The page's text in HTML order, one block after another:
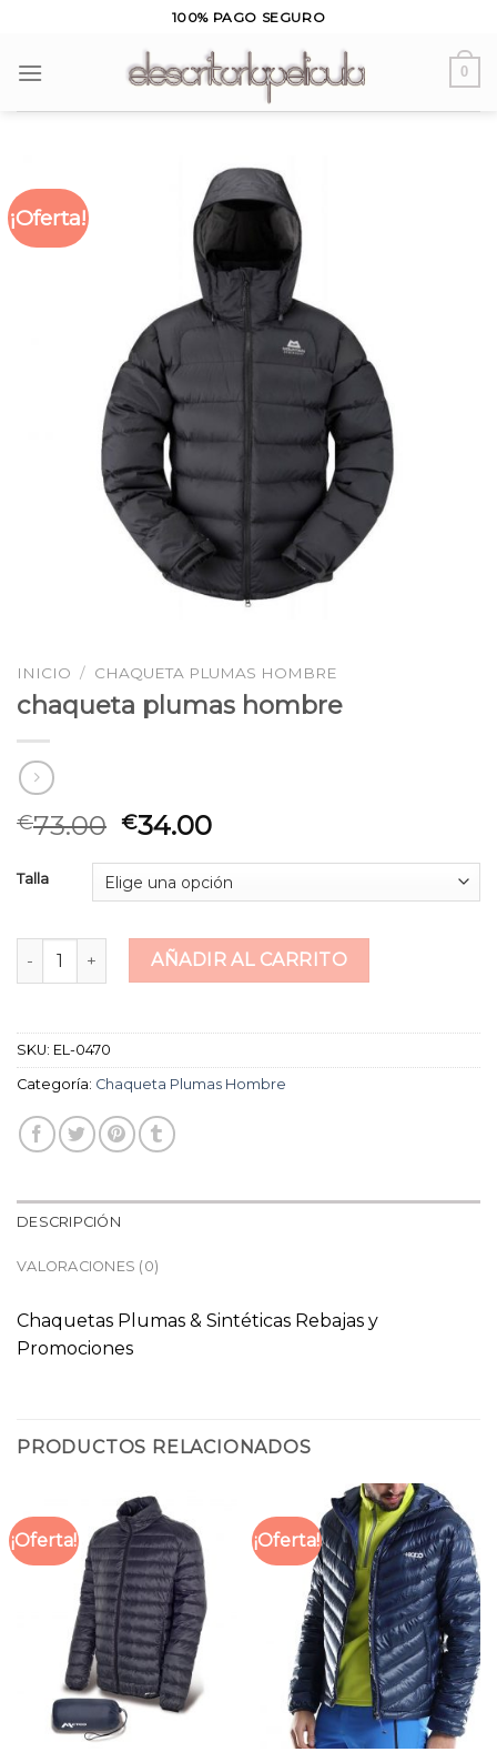
content
100% PAGO SEGURO
0
¡Oferta!
INICIO / CHAQUETA PLUMAS HOMBRE
chaqueta plumas hombre
€73.00 €34.00
Talla
chaqueta plumas hombre cantidad
AÑADIR AL CARRITO
SKU: EL-0470
Categoría: Chaqueta Plumas Hombre
DESCRIPCIÓN
VALORACIONES (0)
Chaquetas Plumas & Sintéticas Rebajas y
Promociones
PRODUCTOS RELACIONADOS
¡Oferta! ¡Oferta!